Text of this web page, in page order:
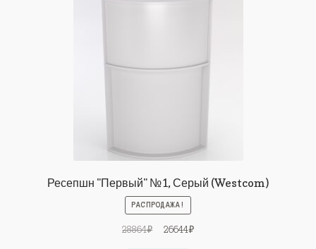
Ресепшн "Первый" №1, Серый (Westcom)
РАСПРОДАЖА!
28864₽
Первоначальная
26644₽Текущая